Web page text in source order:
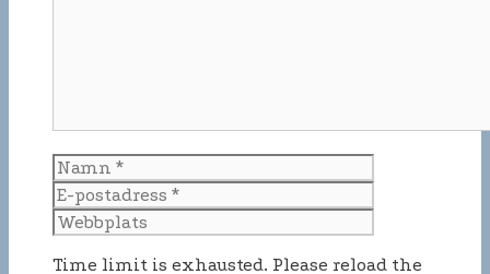
Time limit is exhausted. Please reload the